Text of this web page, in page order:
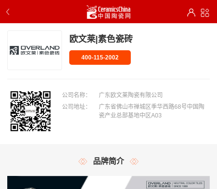
欧文莱|素色瓷砖
400-115-2002
公司名称：
广东欧文莱陶瓷有限公司
公司地址：
广东省佛山市禅城区季华西路68号中国陶
瓷产业总部基地中区A03
品牌简介